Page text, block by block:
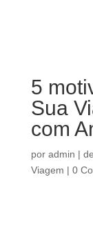
5
Sua
com
por admin |
Viagem | 0